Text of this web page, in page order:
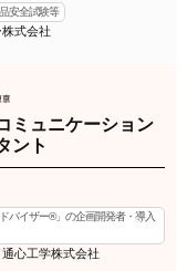
安全試験等
式会社
ミュニケーション
ント
バイザー®」の企画開発者・導入
心工学株式会社